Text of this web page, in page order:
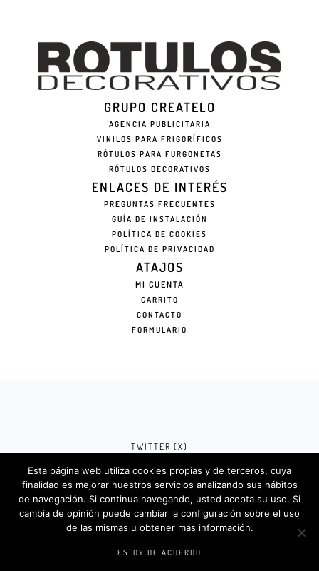
GRUPO CREATELO
AGENCIA PUBLICITARIA
VINILOS PARA FRIGORÍFICOS
RÓTULOS PARA FURGONETAS
RÓTULOS DECORATIVOS
ENLACES DE INTERÉS
PREGUNTAS FRECUENTES
GUÍA DE INSTALACIÓN
POLÍTICA DE COOKIES
POLÍTICA DE PRIVACIDAD
ATAJOS
MI CUENTA
CARRITO
CONTACTO
FORMULARIO
TWITTER (X)
FACEBOOK (META)
INSTAGRAM
Rotulosdecorativos.com © 2024. Diseño &
Codigos porCreatelo.com.es
Esta página web utiliza cookies propias y de terceros, cuya
finalidad es mejorar nuestros servicios analizando sus hábitos
de navegación. Si continua navegando, usted acepta su uso. Si
cambia de opinión puede cambiar la configuración sobre el uso
de las mismas u obtener más información.
ESTOY DE ACUERDO